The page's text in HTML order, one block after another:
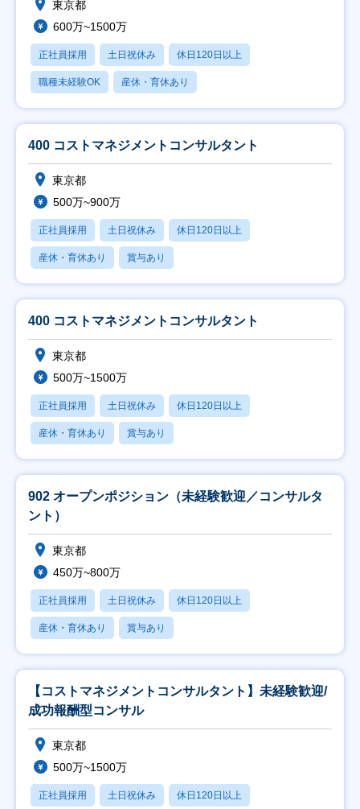
東京都
600万~1500万
正社員採用 土日祝休み 休日120日以上
職種未経験OK 産休・育休あり
400 コストマネジメントコンサルタント
東京都
500万~900万
正社員採用 土日祝休み 休日120日以上
産休・育休あり 賞与あり
400 コストマネジメントコンサルタント
東京都
500万~1500万
正社員採用 土日祝休み 休日120日以上
産休・育休あり 賞与あり
902 オープンポジション（未経験歓迎／コンサルタ
ント）
東京都
450万~800万
正社員採用 土日祝休み 休日120日以上
産休・育休あり 賞与あり
【コストマネジメントコンサルタント】未経験歓迎/
成功報酬型コンサル
東京都
500万~1500万
正社員採用 土日祝休み 休日120日以上